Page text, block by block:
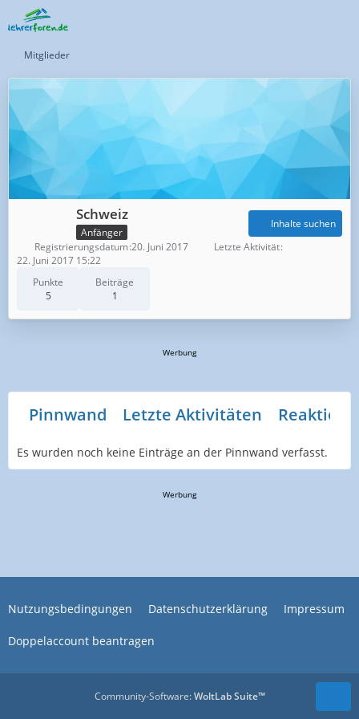
Mitglieder
Schweiz
Anfänger
Punkte
5
Beiträge
1
Inhalte suchen
Registrierungsdatum 20. Juni 2017
Letzte Aktivität
22. Juni 2017 15:22
Werbung
Pinnwand Letzte Aktivitäten
Es wurden noch keine Einträge an der Pinnwand verfasst.
Werbung
Nutzungsbedingungen Datenschutzerklärung Impressum
Doppelaccount beantragen
Community-Software:WoltLab Suite™